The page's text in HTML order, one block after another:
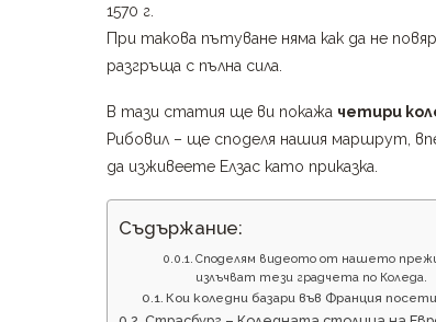
1570 г.
При такова пътуване няма как да не
разгръща с пълна сила.
В тази статия ще ви покажа четири
Рибовил – ще споделя нашия маршрут,
да изживеете Елзас като приказка.
Съдържание:
Споделям видеото от нашето
излъчват тези градчета по Коледа.
Кои коледни базари във Франция